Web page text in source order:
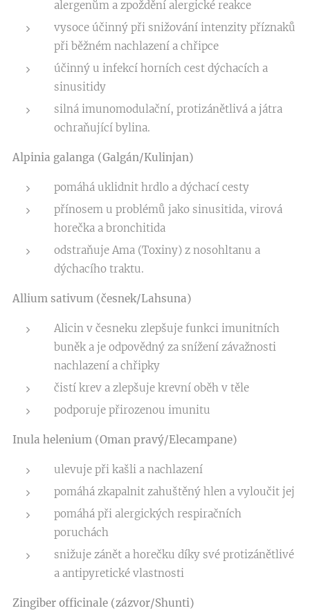
alergenům a zpoždění alergické reakce
vysoce účinný při snižování intenzity příznaků
při běžném nachlazení a chřipce
účinný u infekcí horních cest dýchacích a
sinusitidy
silná imunomodulační, protizánětlivá a játra
ochraňující bylina.
Alpinia galanga (Galgán/Kulinjan)
pomáhá uklidnit hrdlo a dýchací cesty
přínosem u problémů jako sinusitida, virová
horečka a bronchitida
odstraňuje Ama (Toxiny) z nosohltanu a
dýchacího traktu.
Allium sativum (česnek/Lahsuna)
Alicin v česneku zlepšuje funkci imunitních
buněk a je odpovědný za snížení závažnosti
nachlazení a chřipky
čistí krev a zlepšuje krevní oběh v těle
podporuje přirozenou imunitu
Inula helenium (Oman pravý/Elecampane)
ulevuje při kašli a nachlazení
pomáhá zkapalnit zahuštěný hlen a vyloučit jej
pomáhá při alergických respiračních
poruchách
snižuje zánět a horečku díky své protizánětlivé
a antipyretické vlastnosti
Zingiber officinale (zázvor/Shunti)